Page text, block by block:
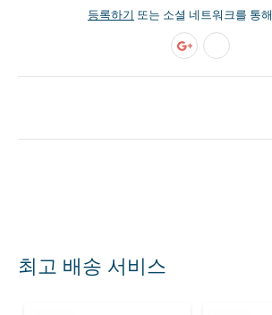
등록하기 또는 소셜 네트워크를 통
최고 배송 서비스